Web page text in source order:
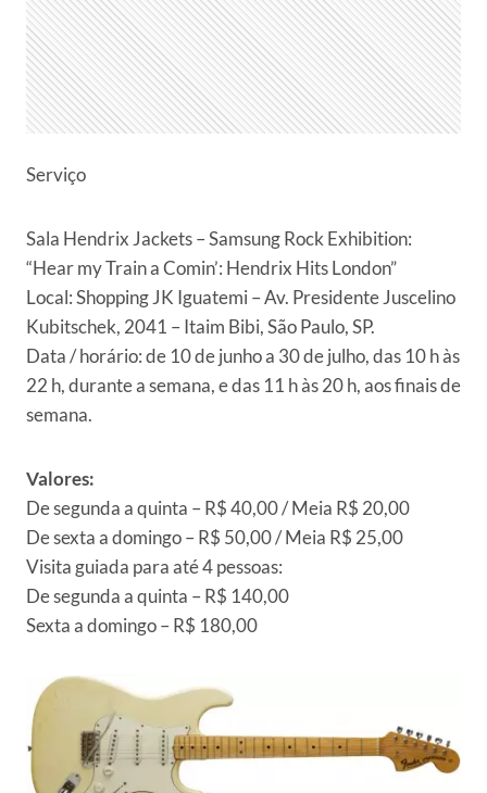
Serviço
Sala Hendrix Jackets – Samsung Rock Exhibition:
“Hear my Train a Comin’: Hendrix Hits London”
Local: Shopping JK Iguatemi – Av. Presidente Juscelino
Kubitschek, 2041 – Itaim Bibi, São Paulo, SP.
Data / horário: de 10 de junho a 30 de julho, das 10 h às
22 h, durante a semana, e das 11 h às 20 h, aos finais de
semana.
Valores:
De segunda a quinta – R$ 40,00 / Meia R$ 20,00
De sexta a domingo – R$ 50,00 / Meia R$ 25,00
Visita guiada para até 4 pessoas:
De segunda a quinta – R$ 140,00
Sexta a domingo – R$ 180,00